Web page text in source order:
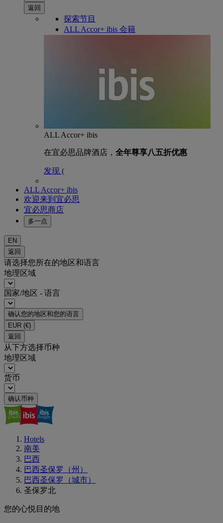
返回
探索节目
ALL Accor+ ibis 会籍
ALL Accor+ ibis
在宜必思品牌酒店， 全年尊享八五折优惠
发现 (
ALL Accor+ ibis
欢迎来到宜必思
宜必思商店
多一点
EN
返回
请选择您所在的地区和语言
地理区域
国家/地区 - 语言
确认您的地区和您的语言
EUR (€)
返回
从下方选择币种
地理区域
货币
确认币种
Hotels
南美
巴西
巴西圣保罗（州）
巴西圣保罗（城市）
圣保罗北
您的心悦目的地